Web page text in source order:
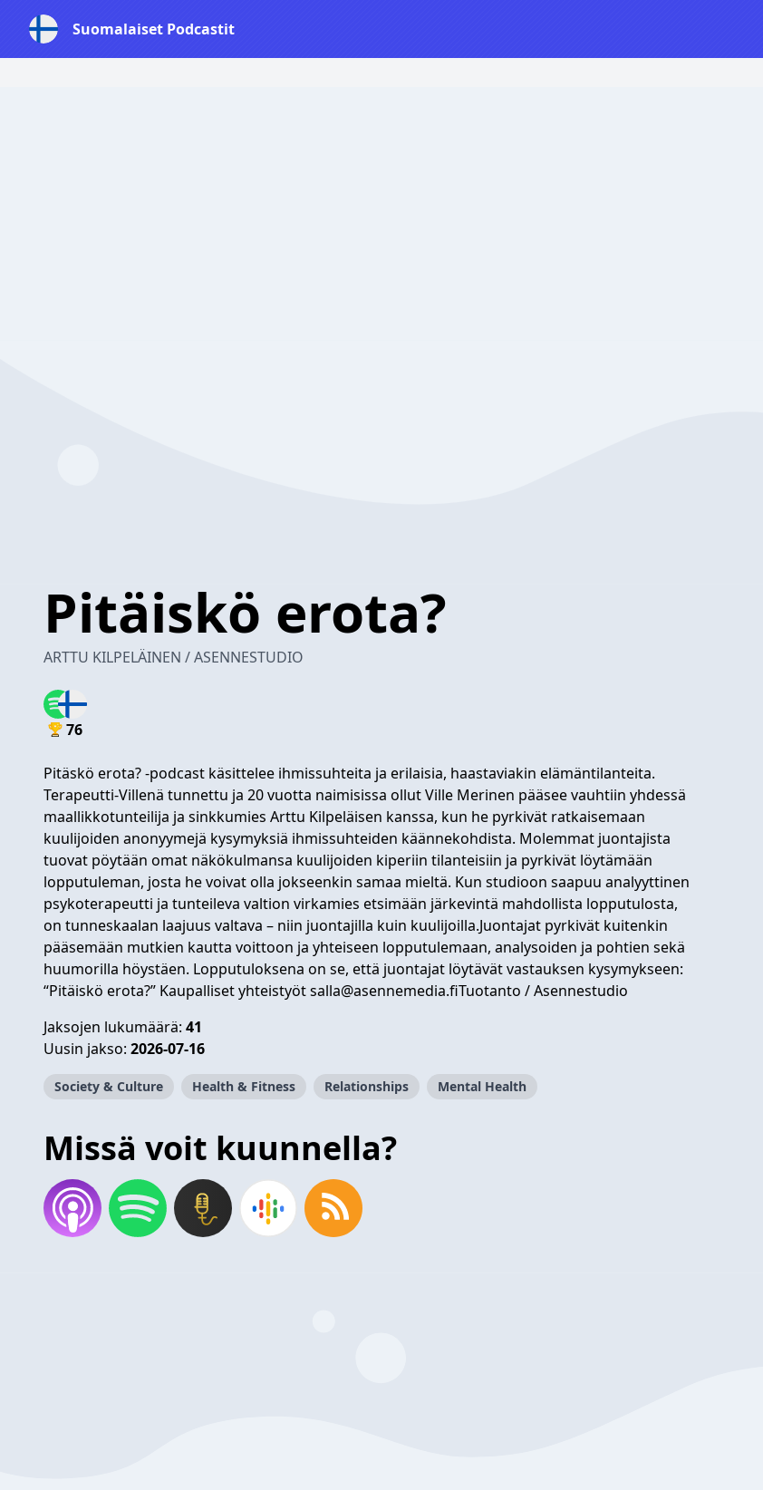
Suomalaiset Podcastit
Pitäiskö erota?
ARTTU KILPELÄINEN / ASENNESTUDIO
76
Pitäskö erota? -podcast käsittelee ihmissuhteita ja erilaisia, haastaviakin elämäntilanteita.
Terapeutti-Villenä tunnettu ja 20 vuotta naimisissa ollut Ville Merinen pääsee vauhtiin yhdessä
maallikkotunteilija ja sinkkumies Arttu Kilpeläisen kanssa, kun he pyrkivät ratkaisemaan
kuulijoiden anonyymejä kysymyksiä ihmissuhteiden käännekohdista. Molemmat juontajista
tuovat pöytään omat näkökulmansa kuulijoiden kiperiin tilanteisiin ja pyrkivät löytämään
lopputuleman, josta he voivat olla jokseenkin samaa mieltä. Kun studioon saapuu analyyttinen
psykoterapeutti ja tunteileva valtion virkamies etsimään järkevintä mahdollista lopputulosta,
on tunneskaalan laajuus valtava – niin juontajilla kuin kuulijoilla.Juontajat pyrkivät kuitenkin
pääsemään mutkien kautta voittoon ja yhteiseen lopputulemaan, analysoiden ja pohtien sekä
huumorilla höystäen. Lopputuloksena on se, että juontajat löytävät vastauksen kysymykseen:
“Pitäiskö erota?” Kaupalliset yhteistyötsalla@asennemedia.fiTuotanto / Asennestudio
Jaksojen lukumäärä: 41
Uusin jakso: 2026-07-16
Society & Culture Health & Fitness Relationships Mental Health
Missä voit kuunnella?